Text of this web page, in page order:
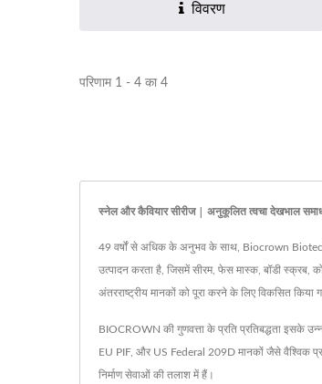
विवरण
परिणाम 1 - 4 का 4
स्नेल और कैवियार सीरीज | अनुकूलित त्वचा देखभाल
49 वर्षों से अधिक के अनुभव के साथ, Biocrown
उत्पादन करता है, जिसमें सीरम, फेस मास्क, बॉडी
अंतरराष्ट्रीय मानकों को पूरा करने के लिए विकसित किया
BIOCROWN की गुणवत्ता के प्रति प्रतिबद्धता इसके
EU PIF, और US Federal 209D मानकों जैसे वैश्विक
निर्माण सेवाओं की तलाश में हैं।